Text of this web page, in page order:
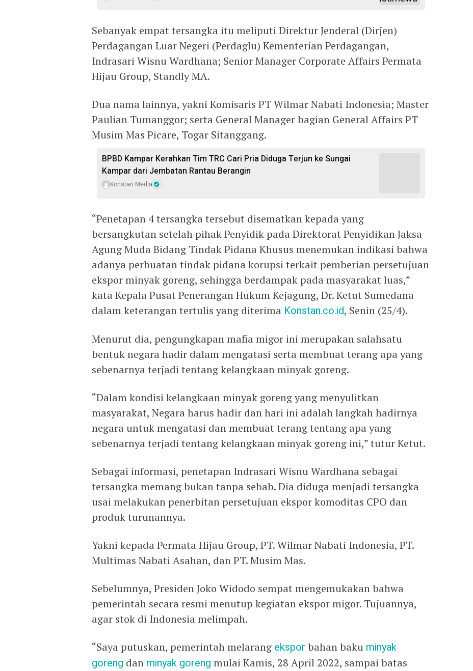
Sebanyak empat tersangka itu meliputi Direktur Jenderal (Dirjen)
Perdagangan Luar Negeri (Perdaglu) Kementerian Perdagangan,
Indrasari Wisnu Wardhana; Senior Manager Corporate Affairs Permata
Hijau Group, Standly MA.
Dua nama lainnya, yakni Komisaris PT Wilmar Nabati Indonesia; Master
Paulian Tumanggor; serta General Manager bagian General Affairs PT
Musim Mas Picare, Togar Sitanggang.
BPBD Kampar Kerahkan Tim TRC Cari Pria Diduga Terjun ke Sungai
Kampar dari Jembatan Rantau Berangin
Konstan Media
“Penetapan 4 tersangka tersebut disematkan kepada yang
bersangkutan setelah pihak Penyidik pada Direktorat Penyidikan Jaksa
Agung Muda Bidang Tindak Pidana Khusus menemukan indikasi bahwa
adanya perbuatan tindak pidana korupsi terkait pemberian persetujuan
ekspor minyak goreng, sehingga berdampak pada masyarakat luas,”
kata Kepala Pusat Penerangan Hukum Kejagung, Dr. Ketut Sumedana
dalam keterangan tertulis yang diterima Konstan.co.id, Senin (25/4).
Menurut dia, pengungkapan mafia migor ini merupakan salahsatu
bentuk negara hadir dalam mengatasi serta membuat terang apa yang
sebenarnya terjadi tentang kelangkaan minyak goreng.
“Dalam kondisi kelangkaan minyak goreng yang menyulitkan
masyarakat, Negara harus hadir dan hari ini adalah langkah hadirnya
negara untuk mengatasi dan membuat terang tentang apa yang
sebenarnya terjadi tentang kelangkaan minyak goreng ini,” tutur Ketut.
Sebagai informasi, penetapan Indrasari Wisnu Wardhana sebagai
tersangka memang bukan tanpa sebab. Dia diduga menjadi tersangka
usai melakukan penerbitan persetujuan ekspor komoditas CPO dan
produk turunannya.
Yakni kepada Permata Hijau Group, PT. Wilmar Nabati Indonesia, PT.
Multimas Nabati Asahan, dan PT. Musim Mas.
Sebelumnya, Presiden Joko Widodo sempat mengemukakan bahwa
pemerintah secara resmi menutup kegiatan ekspor migor. Tujuannya,
agar stok di Indonesia melimpah.
“Saya putuskan, pemerintah melarang ekspor bahan baku minyak
goreng dan minyak goreng mulai Kamis, 28 April 2022, sampai batas